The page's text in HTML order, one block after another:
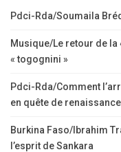
Pdci-Rda/Soumaila
Musique/Le retour de la
« togognini »
Pdci-Rda/Comment
en quête de renaissance
Burkina Faso/Ibrahim
l’esprit de Sankara